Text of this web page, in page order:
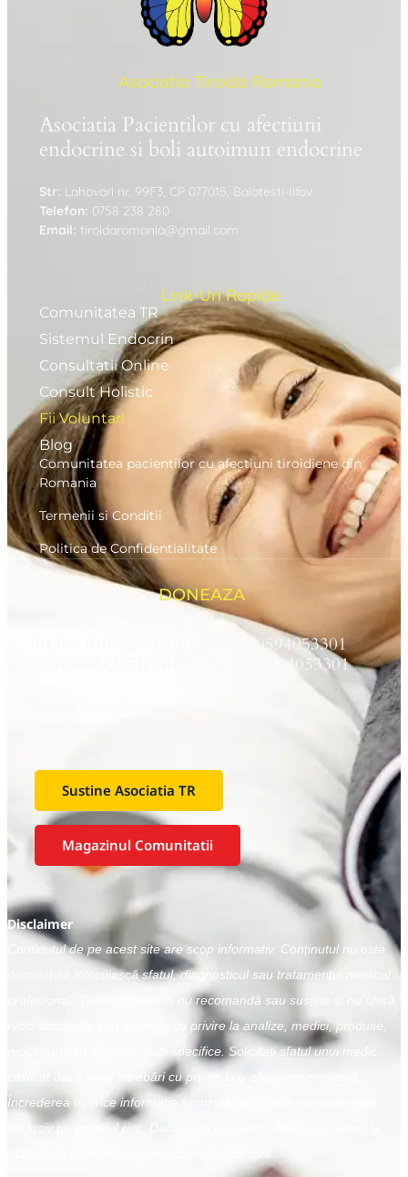
Asociatia Tiroida Romania
Asociatia Pacientilor cu afectiuni
endocrine si boli autoimun endocrine
Str: Lahovari nr. 99F3, CP 077015, Balotesti-Ilfov
Telefon: 0758 238 280
Email: tiroidaromania@gmail.com
Link-Uri Rapide
Comunitatea TR
Sistemul Endocrin
Consultatii Online
Consult Holistic
Fii Voluntar!
Blog
Comunitatea pacientilor cu afectiuni tiroidiene din
Romania
Termenii si Conditii
Politica de Confidentialitate
DONEAZA
RON RO95BTRLRONCRT0594053301
EURO RO45BTRLEURCRT0594053301
Sustine Asociatia TR
Magazinul Comunitatii
Disclaimer
Conținutul de pe acest site are scop informativ. Conținutul nu este
destinat să înlocuiască sfatul, diagnosticul sau tratamentul medical
profesional. Tiroida Romania nu recomandă sau susține și nu oferă
nicio declarație sau garanție cu privire la analize, medici, produse,
proceduri sau alte informații specifice. Solicitați sfatul unui medic
calificat dacă aveți întrebări cu privire la o afecțiune medicală.
Încrederea în orice informație furnizată de Tiroida Romania este
exclusiv pe propriul risc. Dacă aveți o urgență medicală, sunați la